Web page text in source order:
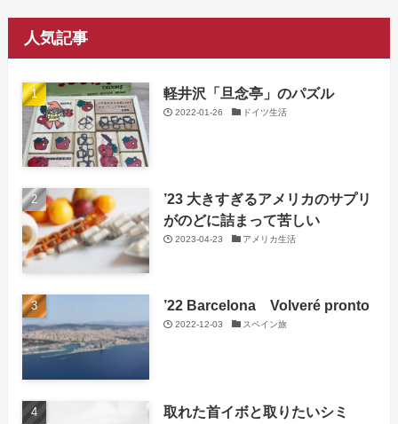
人気記事
軽井沢「旦念亭」のパズル
2022-01-26 ドイツ生活
’23 大きすぎるアメリカのサプリ
がのどに詰まって苦しい
2023-04-23 アメリカ生活
’22 Barcelona Volveré pronto
2022-12-03 スペイン旅
取れた首イボと取りたいシミ